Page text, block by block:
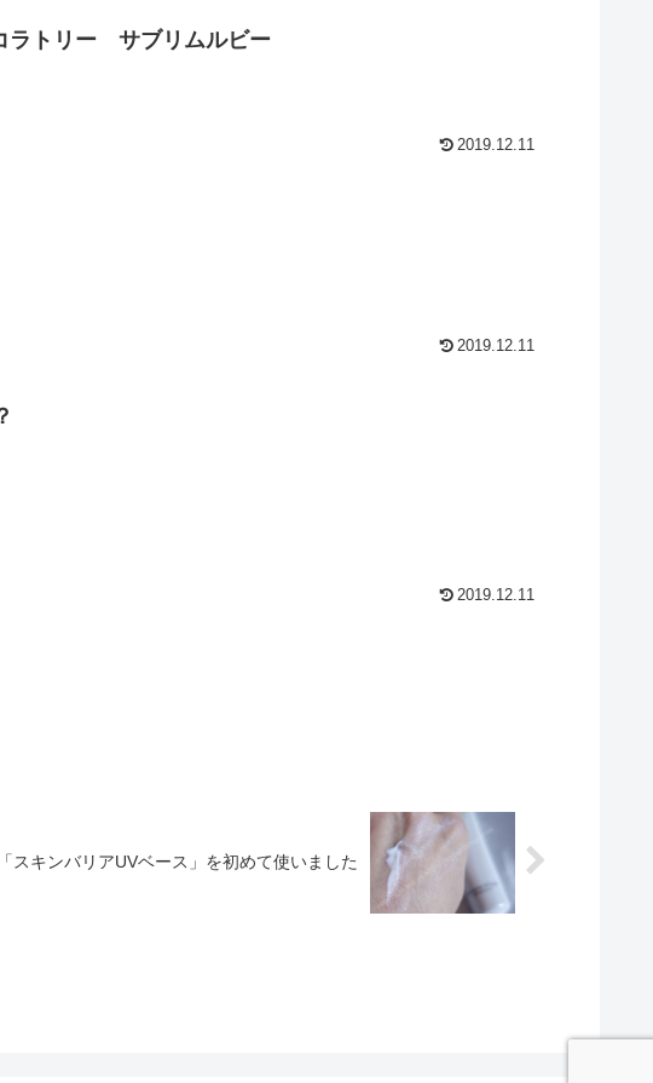
ラトリー サブリムルビー
2019.12.11
2019.12.11
2019.12.11
スキンバリアUVベース」を初めて使いました